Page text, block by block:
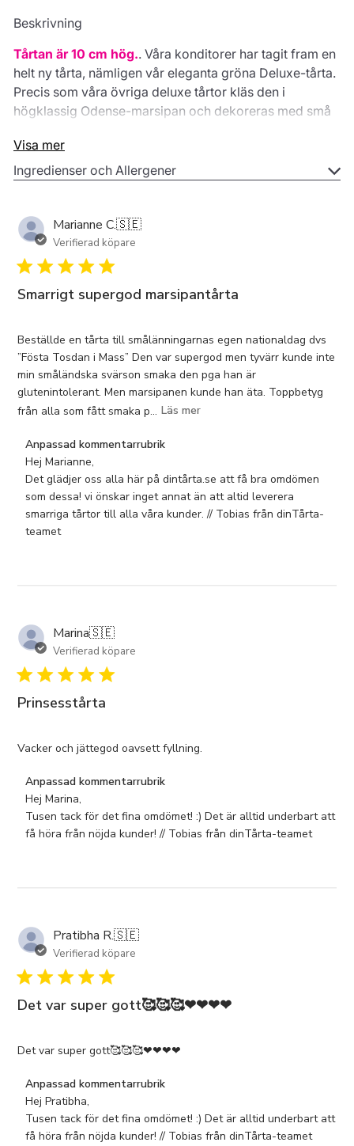
Beskrivning
Tårtan är 10 cm hög.. Våra konditorer har tagit fram en
helt ny tårta, nämligen vår eleganta gröna Deluxe-tårta.
Precis som våra övriga deluxe tårtor kläs den i
högklassig Odense-marsipan och dekoreras med små
perfektion! På dintarta.se kan du enkelt beställa denna
tårta och själv bestämma vilken leveransadress som
tjusiga tårta extra personlig genom att välja ett
tårtband i din favoritfärg, vi matchar sedan tårtbandet
med de mest passande sockerkulorna!
Visa mer
Ingredienser och Allergener
Marianne C.🇸🇪
Verifierad köpare
Smarrigt supergod marsipantårta
Beställde en tårta till smålänningarnas egen nationaldag dvs
”Fösta Tosdan i Mass” Den var supergod men tyvärr kunde inte
min småländska svärson smaka den pga han är
glutenintolerant. Men marsipanen kunde han äta. Toppbetyg
från alla som fått smaka p... Läs mer
Kommentarer
från
butiksägaren
om
omdöme
från
08
2022
Anpassad kommentarrubrik
Hej Marianne,
Det glädjer oss alla här på dintårta.se att få bra omdömen
som dessa! vi önskar inget annat än att altid leverera
smarriga tårtor till alla våra kunder. // Tobias från dinTårta-
teamet
Marina🇸🇪
Verifierad köpare
Prinsesstårta
Vacker och jättegod oavsett fyllning.
Kommentarer
från
butiksägaren
om
Wed
Feb
09
2022
Anpassad kommentarrubrik
Hej Marina,
Tusen tack för det fina omdömet! :) Det är alltid underbart att
få höra från nöjda kunder! // Tobias från dinTårta-teamet
Pratibha R.🇸🇪
Verifierad köpare
Det var super gott🥰🥰🥰❤❤❤❤
Det var super gott🥰🥰🥰❤❤❤❤
Kommentarer
från
butiksägaren
om
Anpassad kommentarrubrik
Hej Pratibha,
Tusen tack för det fina omdömet! :) Det är alltid underbart att
få höra från nöjda kunder! // Tobias från dinTårta-teamet